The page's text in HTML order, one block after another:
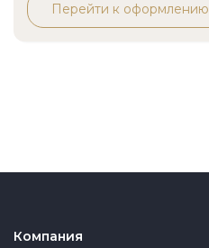
Перейти к оформлению
Компания